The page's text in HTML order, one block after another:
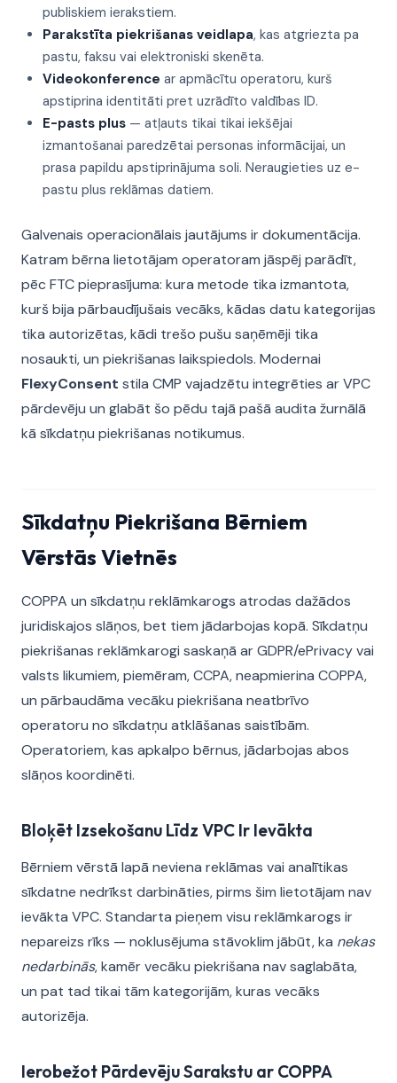
publiskiem ierakstiem.
Parakstīta piekrišanas veidlapa, kas atgriezta pa
pastu, faksu vai elektroniski skenēta.
Videokonference ar apmācītu operatoru, kurš
apstiprina identitāti pret uzrādīto valdības ID.
E-pasts plus — atļauts tikai tikai iekšējai
izmantošanai paredzētai personas informācijai, un
prasa papildu apstiprinājuma soli. Neraugieties uz e-
pastu plus reklāmas datiem.
Galvenais operacionālais jautājums ir dokumentācija.
Katram bērna lietotājam operatoram jāspēj parādīt,
pēc FTC pieprasījuma: kura metode tika izmantota,
kurš bija pārbaudījušais vecāks, kādas datu kategorijas
tika autorizētas, kādi trešo pušu saņēmēji tika
nosaukti, un piekrišanas laikspiedols. Modernai
FlexyConsent stila CMP vajadzētu integrēties ar VPC
pārdevēju un glabāt šo pēdu tajā pašā audita žurnālā
kā sīkdatņu piekrišanas notikumus.
Sīkdatņu Piekrišana Bērniem
Vērstās Vietnēs
COPPA un sīkdatņu reklāmkarogs atrodas dažādos
juridiskajos slāņos, bet tiem jādarbojas kopā. Sīkdatņu
piekrišanas reklāmkarogi saskaņā ar GDPR/ePrivacy vai
valsts likumiem, piemēram, CCPA, neapmierina COPPA,
un pārbaudāma vecāku piekrišana neatbrīvo
operatoru no sīkdatņu atklāšanas saistībām.
Operatoriem, kas apkalpo bērnus, jādarbojas abos
slāņos koordinēti.
Bloķēt Izsekošanu Līdz VPC Ir Ievākta
Bērniem vērstā lapā neviena reklāmas vai analītikas
sīkdatne nedrīkst darbināties, pirms šim lietotājam nav
ievākta VPC. Standarta pieņem visu reklāmkarogs ir
nepareizs rīks — noklusējuma stāvoklim jābūt, ka nekas
nedarbinās, kamēr vecāku piekrišana nav saglabāta,
un pat tad tikai tām kategorijām, kuras vecāks
autorizēja.
Ierobežot Pārdevēju Sarakstu ar COPPA